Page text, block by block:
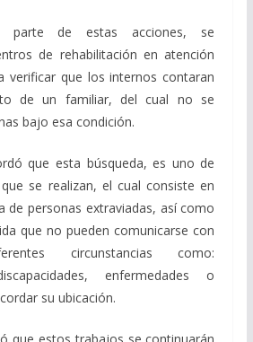
parte de estas acciones, se
de rehabilitación en atención
verificar que los internos contaran
de un familiar, del cual no se
bajo esa condición.
que esta búsqueda, es uno de
se realizan, el cual consiste en
de personas extraviadas, así como
que no pueden comunicarse con
circunstancias como:
enfermedades o
su ubicación.